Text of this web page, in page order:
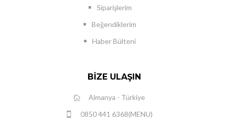
Siparişlerim
Beğendiklerim
Haber Bülteni
BIZE ULAŞIN
Almanya - Türkiye
0850 441 6368(MENU)